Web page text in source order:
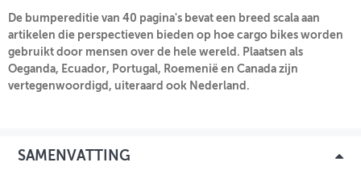
ONTWERPERSCAFÉ
INLOGGEN
De bumpereditie van 40 pagina's bevat een breed scala aan
artikelen die perspectieven bieden op hoe cargo bikes worden
gebruikt door mensen over de hele wereld. Plaatsen als
Oeganda, Ecuador, Portugal, Roemenië en Canada zijn
vertegenwoordigd, uiteraard ook Nederland.
SAMENVATTING